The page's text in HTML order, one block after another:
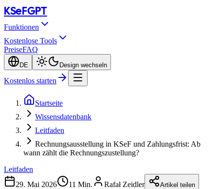
KSeFGPT
Funktionen
Kostenlose Tools
PreiseFAQ
DE Design wechseln
Kostenlos starten
Startseite
Wissensdatenbank
Leitfaden
Rechnungsausstellung in KSeF und Zahlungsfrist: Ab
wann zählt die Rechnungszustellung?
Leitfaden
29. Mai 2026
11 Min. Rafał Zeidler Artikel teilen